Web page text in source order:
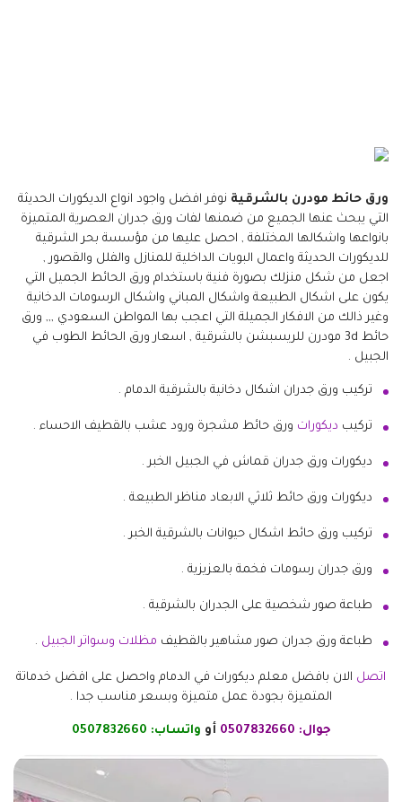
ورق حائط مودرن بالشرقية نوفر افضل واجود انواع الديكورات الحديثة
التي يبحث عنها الجميع من ضمنها لفات ورق جدران العصرية المتميزة
بانواعها واشكالها المختلفة , احصل عليها من مؤسسة بحر الشرقية
للديكورات الحديثة واعمال البويات الداخلية للمنازل والفلل والقصور ,
اجعل من شكل منزلك بصورة فنية باستخدام ورق الحائط الجميل التي
يكون على اشكال الطبيعة واشكال المباني واشكال الرسومات الدخانية
وغير ذالك من الافكار الجميلة التي اعجب بها المواطن السعودي ,,, ورق
حائط 3d مودرن للريسبشن بالشرقية , اسعار ورق الحائط الطوب في
الجبيل .
تركيب ورق جدران اشكال دخانية بالشرقية الدمام .
تركيب ديكورات ورق حائط مشجرة ورود عشب بالقطيف الاحساء .
ديكورات ورق جدران قماش في الجبيل الخبر .
ديكورات ورق حائط ثلاثي الابعاد مناظر الطبيعة .
تركيب ورق حائط اشكال حيوانات بالشرقية الخبر .
ورق جدران رسومات فخمة بالعزيزية .
طباعة صور شخصية على الجدران بالشرقية .
طباعة ورق جدران صور مشاهير بالقطيف مظلات وسواتر الجبيل .
اتصل الان بافضل معلم ديكورات في الدمام واحصل على افضل خدماتة
المتميزة بجودة عمل متميزة وبسعر مناسب جدا .
جوال: 0507832660 أو واتساب: 0507832660